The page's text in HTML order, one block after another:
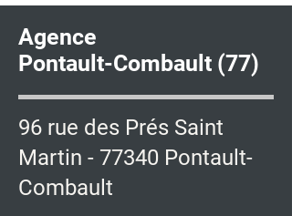
Agence
Pontault-Combault (77)
96 rue des Prés Saint
Martin - 77340 Pontault-
Combault